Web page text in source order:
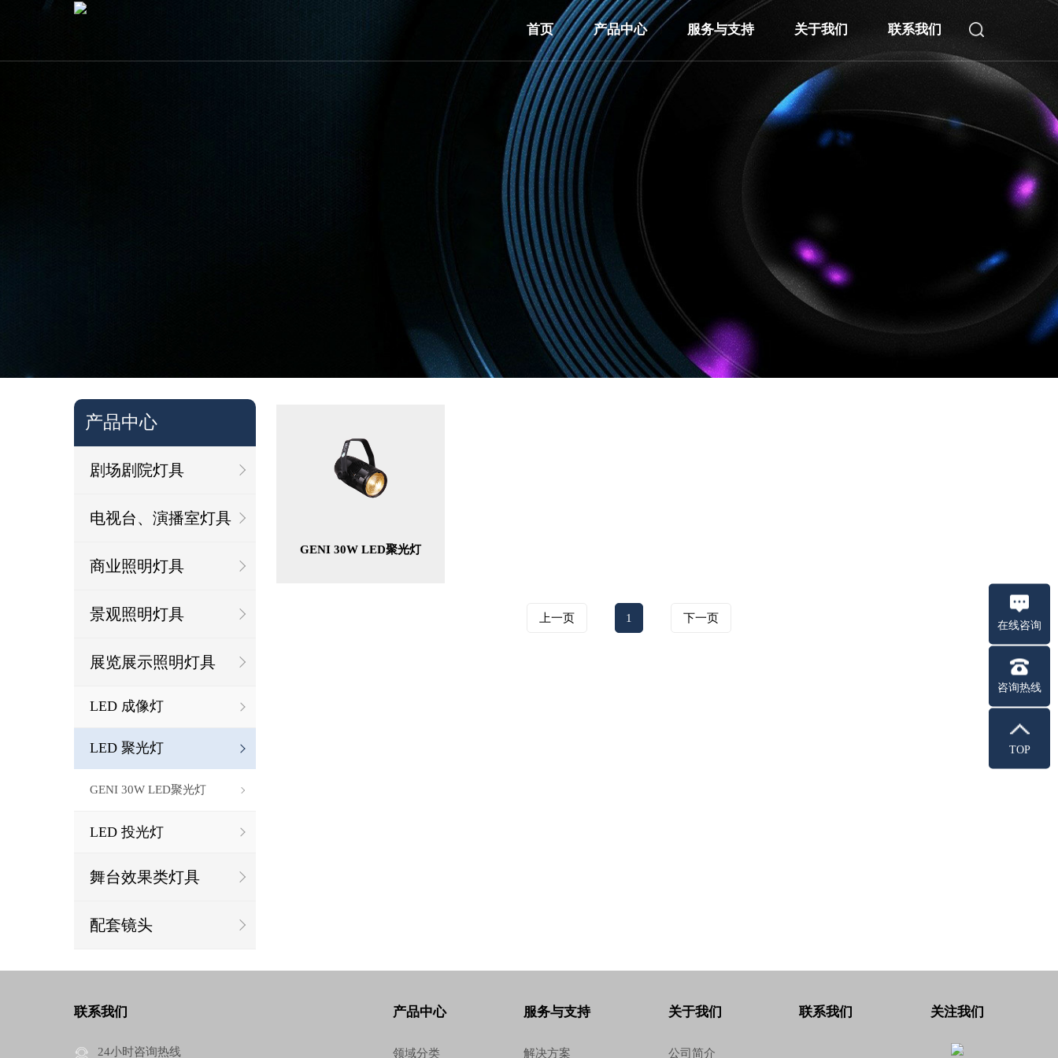
首页 产品中心 服务与支持 关于我们 联系我们
产品中心
剧场剧院灯具
电视台、演播室灯具
商业照明灯具
景观照明灯具
展览展示照明灯具
LED 成像灯
LED 聚光灯
GENI 30W LED聚光灯
LED 投光灯
舞台效果类灯具
配套镜头
GENI 30W LED聚光灯
上一页 1 下一页
联系我们
24小时咨询热线
产品中心
领域分类
服务与支持
解决方案
关于我们
公司简介
联系我们 关注我们
在线咨询
咨询热线
TOP